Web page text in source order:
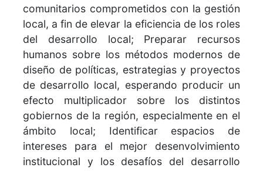
comunitarios comprometidos con la gestión
local, a fin de elevar la eficiencia de los roles
del desarrollo local; Preparar recursos
humanos sobre los métodos modernos de
diseño de políticas, estrategias y proyectos
de desarrollo local, esperando producir un
efecto multiplicador sobre los distintos
gobiernos de la región, especialmente en el
ámbito local; Identificar espacios de
intereses para el mejor desenvolvimiento
institucional y los desafíos del desarrollo